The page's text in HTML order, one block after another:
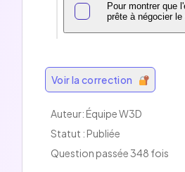
Pour montrer que
prête à négocier le
Voir la correction
Auteur: Équipe W3D
Statut : Publiée
Question passée 348 fois